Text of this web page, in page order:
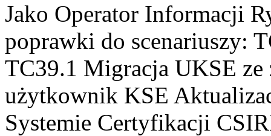
Jako Operator Informacji
poprawki do scenariuszy:
TC39.1 Migracja UKSE
użytkownik KSE
Systemie Certyfikacji